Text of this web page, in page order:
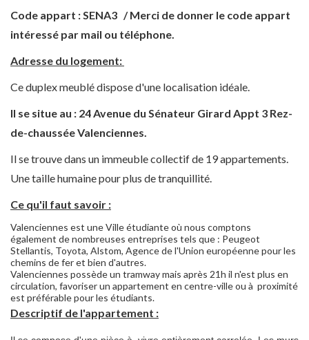
Code appart : SENA3 / Merci de donner le code appart
intéressé par mail ou téléphone.
Adresse du logement:
Ce duplex meublé dispose d'une localisation idéale.
Il se situe au : 24 Avenue du Sénateur Girard Appt 3 Rez-
de-chaussée Valenciennes.
Il se trouve dans un immeuble collectif de 19 appartements.
Une taille humaine pour plus de tranquillité.
Ce qu'il faut savoir :
Valenciennes est une Ville étudiante où nous comptons
également de nombreuses entreprises tels que : Peugeot
Stellantis, Toyota, Alstom, Agence de l'Union européenne pour les
chemins de fer et bien d'autres.
Valenciennes possède un tramway mais après 21h il n'est plus en
circulation, favoriser un appartement en centre-ville ou à proximité
est préférable pour les étudiants.
Descriptif de l'appartement :